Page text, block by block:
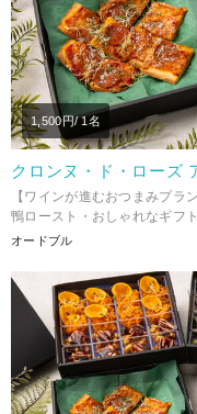
1,500円/ 1名
クロンヌ・ド・ローズ
【ワインが進むおつまみプラ
鴨ロースト・おしゃれなギフ
オードブル